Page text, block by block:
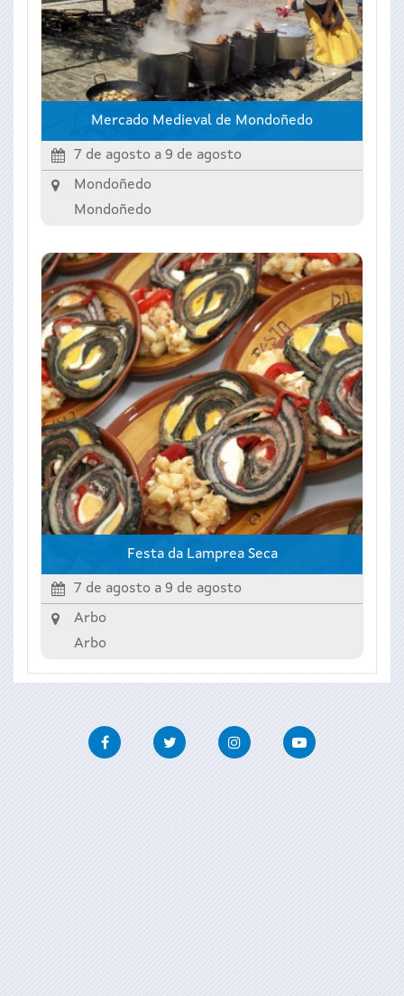
Mercado Medieval de Mondoñedo
7 de agosto a 9 de agosto
Mondoñedo
Mondoñedo
Festa da Lamprea Seca
7 de agosto a 9 de agosto
Arbo
Arbo
FacebookTwitter InstagramYoutube